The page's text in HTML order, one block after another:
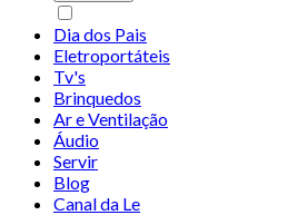
Dia dos Pais
Eletroportáteis
Tv's
Brinquedos
Ar e Ventilação
Áudio
Servir
Blog
Canal da Le